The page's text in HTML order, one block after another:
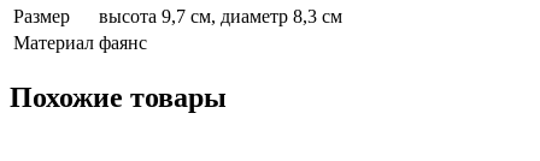
Размер
высота 9,7 см, диаметр 8,3 см
Материал фаянс
Похожие товары